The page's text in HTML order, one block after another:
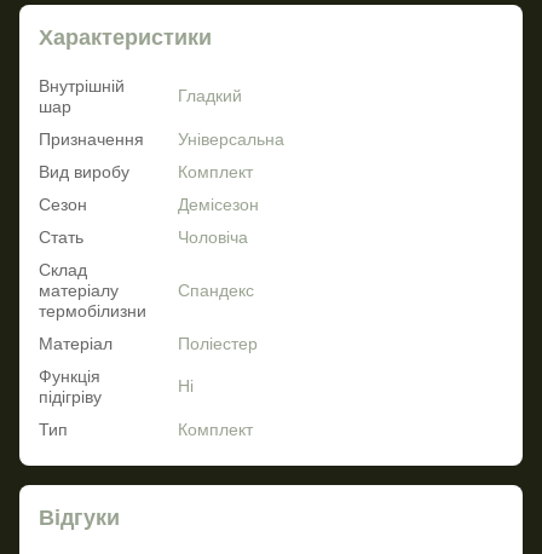
Характеристики
Внутрішній
шар
Гладкий
Призначення
Універсальна
Вид виробу
Комплект
Сезон
Демісезон
Стать
Чоловіча
Склад
матеріалу
термобілизни
Спандекс
Матеріал
Поліестер
Функція
підігріву
Ні
Тип Комплект
Відгуки